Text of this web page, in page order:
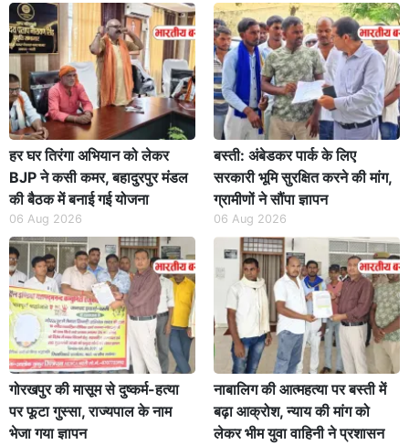
हर घर तिरंगा अभियान को लेकर
BJP ने कसी कमर, बहादुरपुर मंडल
की बैठक में बनाई गई योजना
06 Aug 2026
बस्ती: अंबेडकर पार्क के लिए
सरकारी भूमि सुरक्षित करने की मांग,
ग्रामीणों ने सौंपा ज्ञापन
06 Aug 2026
गोरखपुर की मासूम से दुष्कर्म-हत्या
पर फूटा गुस्सा, राज्यपाल के नाम
भेजा गया ज्ञापन
नाबालिग की आत्महत्या पर बस्ती में
बढ़ा आक्रोश, न्याय की मांग को
लेकर भीम युवा वाहिनी ने प्रशासन